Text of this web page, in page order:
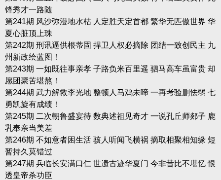
锋秀才一路随
第241期 风沙弥漫地水枯 人定胜天定首都 繁华无匹傲世界 华
夏心脏顶上珠
第242期 刑讯逼供根蒂固 捍卫人权必摘除 团结一致创民主 九
州新政绘蓝图！
第243期 一如既往事亲孝 子路负米百里遥 驷马高车虽富贵 却
愿团聚苦堪熬！
第244期 武力解救李光地 整顿人马鸡未啼 一再考验删怯弱 七
勇凯旋有成绩！
第245期 二次朝鲁盛宴待 数典述祖见奇才 一说孔丘师郯子 鹿
乳奉亲当美差
第246期 不如意者困生活 骇人听闻飞横祸 摘取相聚相知缘 短
暂持久莫错过
第247期 兵临长安满口仁 世遗古迹华夏门 今非昔比不堪忆 恨
透皇帝杀功臣